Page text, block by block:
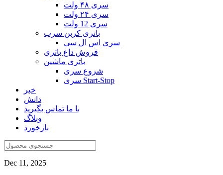
سری ۴۸ ولت
سری ۲۴ ولت
سری 12 ولت
باتری کربن سرب
سری اس ال سی
فروش داغ باتری
باتری ماشین
شروع سری
سری Start-Stop
خبر
دانش
با ما تماس بگیرید
وبلاگ
بازخورد
Dec 11, 2025